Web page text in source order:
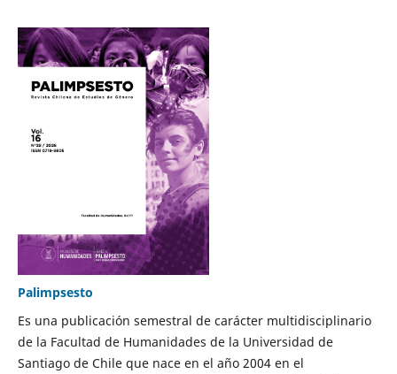
Palimpsesto
Es una publicación semestral de carácter multidisciplinario
de la Facultad de Humanidades de la Universidad de
Santiago de Chile que nace en el año 2004 en el